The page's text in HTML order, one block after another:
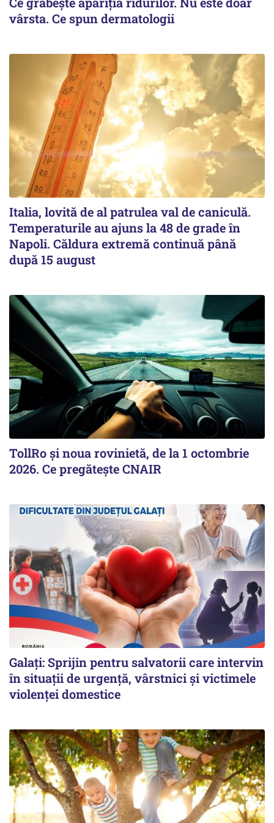
vârsta. Ce spun dermatologii
Italia, lovită de al patrulea val de caniculă.
Temperaturile au ajuns la 48 de grade în
Napoli. Căldura extremă continuă până
după 15 august
TollRo şi noua rovinietă, de la 1 octombrie
2026. Ce pregăteşte CNAIR
Galați: Sprijin pentru salvatorii care intervin
în situații de urgență, vârstnici și victimele
violenței domestice